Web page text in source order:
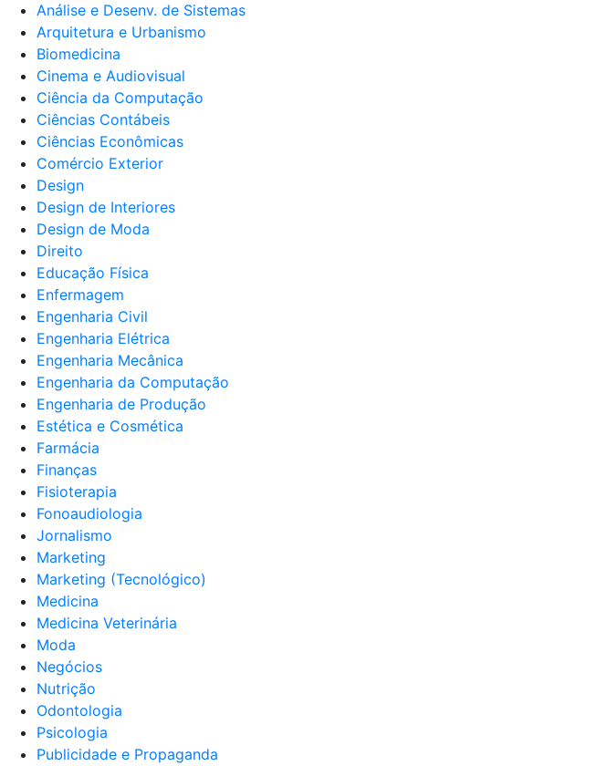
Análise e Desenv. de Sistemas
Arquitetura e Urbanismo
Biomedicina
Cinema e Audiovisual
Ciência da Computação
Ciências Contábeis
Ciências Econômicas
Comércio Exterior
Design
Design de Interiores
Design de Moda
Direito
Educação Física
Enfermagem
Engenharia Civil
Engenharia Elétrica
Engenharia Mecânica
Engenharia da Computação
Engenharia de Produção
Estética e Cosmética
Farmácia
Finanças
Fisioterapia
Fonoaudiologia
Jornalismo
Marketing
Marketing (Tecnológico)
Medicina
Medicina Veterinária
Moda
Negócios
Nutrição
Odontologia
Psicologia
Publicidade e Propaganda